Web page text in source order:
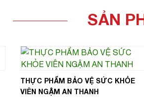
SẢN
THỰC PHẨM BẢO VỆ SỨC KHỎE
VIÊN NGẬM AN THANH